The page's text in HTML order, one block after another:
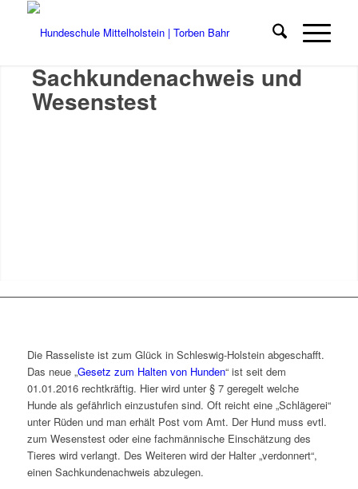
Sachkundenachweis und
Wesenstest
Die Rasseliste ist zum Glück in Schleswig-Holstein abgeschafft.
Das neue „Gesetz zum Halten von Hunden“ ist seit dem
01.01.2016 rechtkräftig. Hier wird unter § 7 geregelt welche
Hunde als gefährlich einzustufen sind. Oft reicht eine „Schlägerei“
unter Rüden und man erhält Post vom Amt. Der Hund muss evtl.
zum Wesenstest oder eine fachmännische Einschätzung des
Tieres wird verlangt. Des Weiteren wird der Halter „verdonnert“,
einen Sachkundenachweis abzulegen.